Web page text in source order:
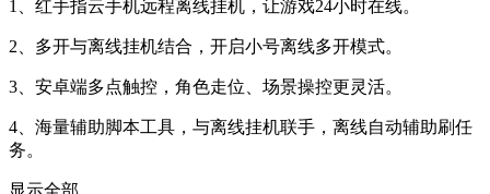
1、红手指云手机远程离线挂机，让游戏24小时在线。
2、多开与离线挂机结合，开启小号离线多开模式。
3、安卓端多点触控，角色走位、场景操控更灵活。
4、海量辅助脚本工具，与离线挂机联手，离线自动辅助刷任
务。
显示全部